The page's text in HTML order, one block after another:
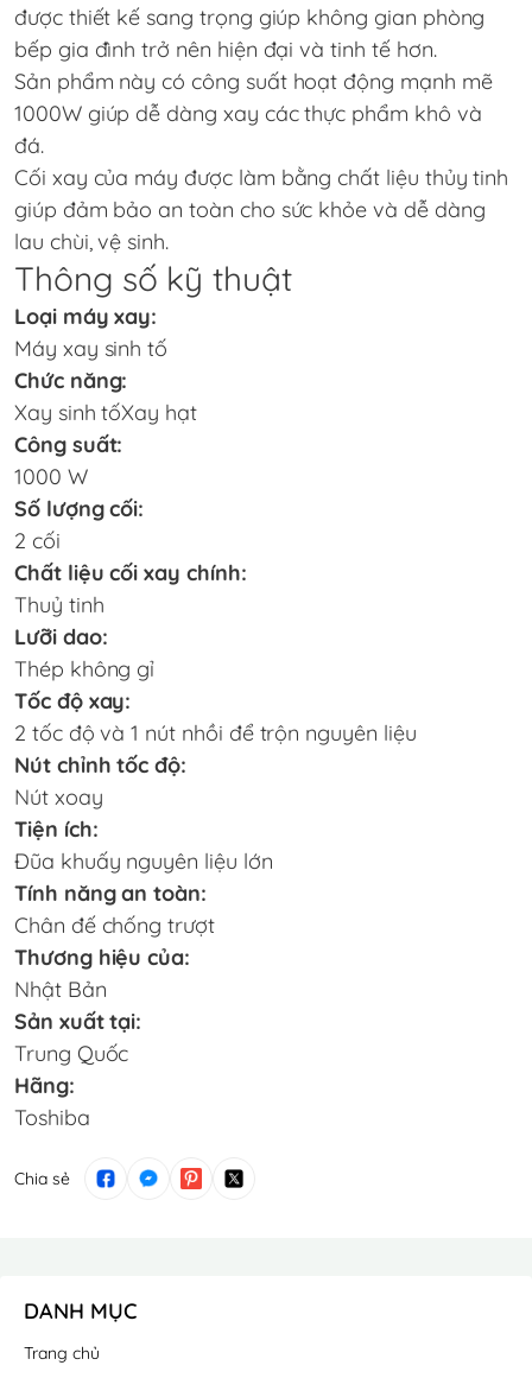
được thiết kế sang trọng giúp không gian phòng
bếp gia đình trở nên hiện đại và tinh tế hơn.
Sản phẩm này có công suất hoạt động mạnh mẽ
1000W giúp dễ dàng xay các thực phẩm khô và
đá.
Cối xay của máy được làm bằng chất liệu thủy tinh
giúp đảm bảo an toàn cho sức khỏe và dễ dàng
lau chùi, vệ sinh.
Thông số kỹ thuật
Loại máy xay:
Máy xay sinh tố
Chức năng:
Xay sinh tốXay hạt
Công suất:
1000 W
Số lượng cối:
2 cối
Chất liệu cối xay chính:
Thuỷ tinh
Lưỡi dao:
Thép không gỉ
Tốc độ xay:
2 tốc độ và 1 nút nhồi để trộn nguyên liệu
Nút chỉnh tốc độ:
Nút xoay
Tiện ích:
Đũa khuấy nguyên liệu lớn
Tính năng an toàn:
Chân đế chống trượt
Thương hiệu của:
Nhật Bản
Sản xuất tại:
Trung Quốc
Hãng:
Toshiba
Chia sẻ
DANH MỤC
Trang chủ